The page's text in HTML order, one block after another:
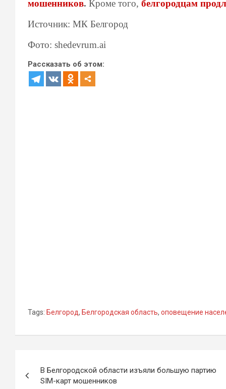
мошенников. Кроме того, белгородцам
Источник: МК Белгород
Фото: shedevrum.ai
Рассказать об этом:
Tags: Белгород, Белгородская область, оповещение
по
В Белгородской области изъяли большую партию
SIM-карт мошенников